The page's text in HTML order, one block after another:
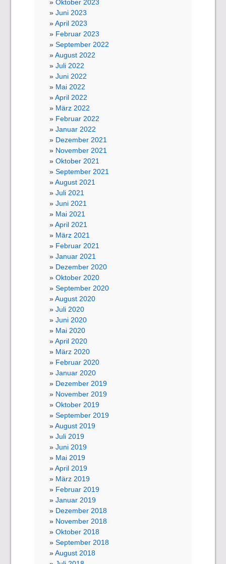
Oktober 2023
Juni 2023
April 2023
Februar 2023
September 2022
August 2022
Juli 2022
Juni 2022
Mai 2022
April 2022
März 2022
Februar 2022
Januar 2022
Dezember 2021
November 2021
Oktober 2021
September 2021
August 2021
Juli 2021
Juni 2021
Mai 2021
April 2021
März 2021
Februar 2021
Januar 2021
Dezember 2020
Oktober 2020
September 2020
August 2020
Juli 2020
Juni 2020
Mai 2020
April 2020
März 2020
Februar 2020
Januar 2020
Dezember 2019
November 2019
Oktober 2019
September 2019
August 2019
Juli 2019
Juni 2019
Mai 2019
April 2019
März 2019
Februar 2019
Januar 2019
Dezember 2018
November 2018
Oktober 2018
September 2018
August 2018